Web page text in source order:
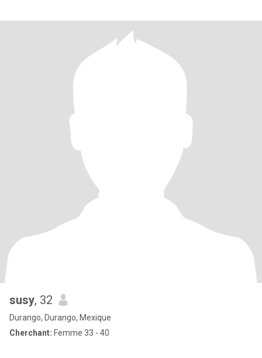
susy, 32
Durango, Durango, Mexique
Cherchant: Femme 33 - 40